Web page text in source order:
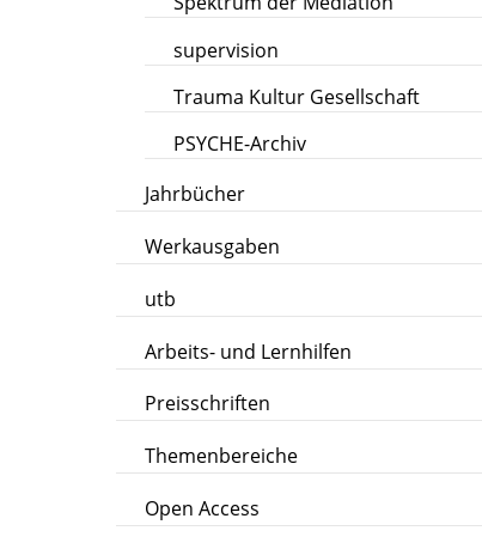
supervision
Trauma Kultur Gesellschaft
PSYCHE-Archiv
Jahrbücher
Werkausgaben
utb
Arbeits- und Lernhilfen
Preisschriften
Themenbereiche
Open Access